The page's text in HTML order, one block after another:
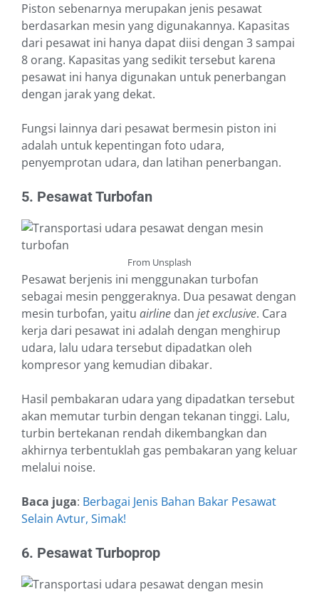
Piston sebenarnya merupakan jenis pesawat
berdasarkan mesin yang digunakannya. Kapasitas
dari pesawat ini hanya dapat diisi dengan 3 sampai
8 orang. Kapasitas yang sedikit tersebut karena
pesawat ini hanya digunakan untuk penerbangan
dengan jarak yang dekat.
Fungsi lainnya dari pesawat bermesin piston ini
adalah untuk kepentingan foto udara,
penyemprotan udara, dan latihan penerbangan.
5. Pesawat Turbofan
From Unsplash
Pesawat berjenis ini menggunakan turbofan
sebagai mesin penggeraknya. Dua pesawat dengan
mesin turbofan, yaitu airline dan jet exclusive. Cara
kerja dari pesawat ini adalah dengan menghirup
udara, lalu udara tersebut dipadatkan oleh
kompresor yang kemudian dibakar.
Hasil pembakaran udara yang dipadatkan tersebut
akan memutar turbin dengan tekanan tinggi. Lalu,
turbin bertekanan rendah dikembangkan dan
akhirnya terbentuklah gas pembakaran yang keluar
melalui noise.
Baca juga: Berbagai Jenis Bahan Bakar Pesawat
Selain Avtur, Simak!
6. Pesawat Turboprop